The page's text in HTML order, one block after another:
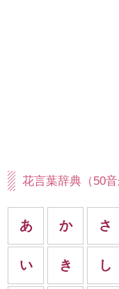
花言葉辞典（50
あ
い
か
き
さ
し